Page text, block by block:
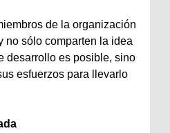
de la organización
no sólo comparten la idea
desarrollo es posible, sino
esfuerzos para llevarlo